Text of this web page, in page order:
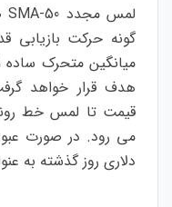
گونه حرکت
هدف قرار خواهد
دلاری روز گذشته به